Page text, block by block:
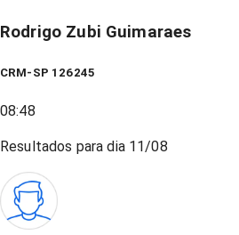
Rodrigo Zubi Guimaraes
CRM-SP 126245
08:48
Resultados para dia 11/08